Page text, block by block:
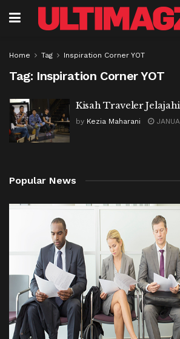
Home Tag Inspiration Corner YOT
Tag: Inspiration Corner YOT
Kisah Traveler
by Kezia Maharani
Popular News